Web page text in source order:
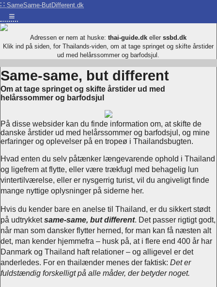
∷ SameSame-ButDifferent.dk
≡
Adressen er nem at huske: thai-guide.dk eller ssbd.dk
Klik ind på siden, for Thailands-viden, om at tage springet og skifte årstider
ud med helårssommer og barfodsjul.
Same-same, but different
Om at tage springet og skifte årstider ud med
helårssommer og barfodsjul
På disse websider kan du finde information om, at skifte de
danske årstider ud med helårssommer og barfodsjul, og mine
erfaringer og oplevelser på en tropeø i Thailandsbugten.
Hvad enten du selv påtænker længevarende ophold i Thailand
og ligefrem at flytte, eller være trækfugl med behagelig lun
vintertilværelse, eller er nysgerrig turist, vil du angiveligt finde
mange nyttige oplysninger på siderne her.
Hvis du kender bare en anelse til Thailand, er du sikkert stødt
på udtrykketsame-same, but different. Det passer rigtigt godt,
når man som dansker flytter herned, for man kan få næsten alt
det, man kender hjemmefra – husk på, at i flere end 400 år har
Danmark og Thailand haft relationer – og alligevel er det
anderledes. For en thailænder menes der faktisk: Det er
fuldstændig forskelligt på alle måder, der betyder noget.